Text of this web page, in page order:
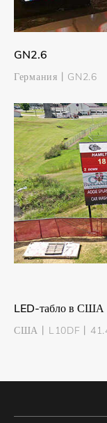
GN2.6
Германия丨GN2.6
LED-табло в США
США丨L10DF丨